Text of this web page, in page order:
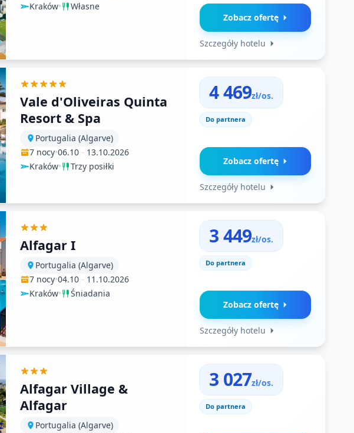
Kraków• Własne
Zobacz ofertę
Szczegóły hotelu
Vale d'Oliveiras Quinta
Resort & Spa
Portugalia (Algarve)
7 nocy•06.10 - 13.10.2026
Kraków• Trzy posiłki
4 469zł/os.
Do partnera
Zobacz ofertę
Szczegóły hotelu
Alfagar I
Portugalia (Algarve)
7 nocy•04.10 - 11.10.2026
Kraków• Śniadania
3 449zł/os.
Do partnera
Zobacz ofertę
Szczegóły hotelu
Alfagar Village &
Alfagar
Portugalia (Algarve)
3 027zł/os.
Do partnera